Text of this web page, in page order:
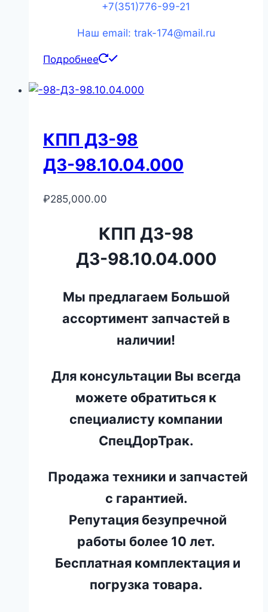
+7(351)776-99-21
Наш email: trak-174@mail.ru
Подробнее
КПП ДЗ-98
ДЗ-98.10.04.000
₽285,000.00
КПП ДЗ-98
ДЗ-98.10.04.000
Мы предлагаем Большой
ассортимент запчастей в
наличии!
Для консультации Вы всегда
можете обратиться к
специалисту компании
СпецДорТрак.
Продажа техники и запчастей
с гарантией.
Репутация безупречной
работы более 10 лет.
Бесплатная комплектация и
погрузка товара.